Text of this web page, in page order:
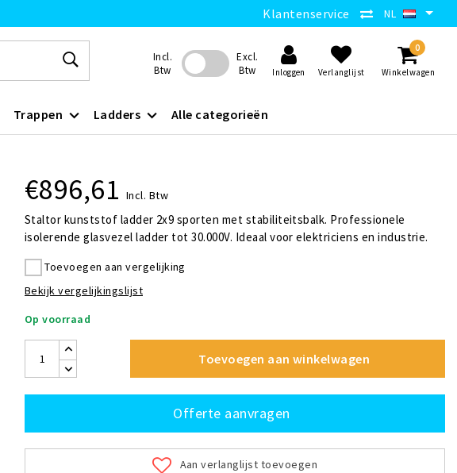
Klantenservice NL
Incl.
Btw
Excl.
Btw
Inloggen Verlanglijst
0
Winkelwagen
Trappen Ladders Alle categorieën
€896,61 Incl. Btw
Staltor kunststof ladder 2x9 sporten met stabiliteitsbalk. Professionele
isolerende glasvezel ladder tot 30.000V. Ideaal voor elektriciens en industrie.
Toevoegen aan vergelijking
Bekijk vergelijkingslijst
Op voorraad
Toevoegen aan winkelwagen
Offerte aanvragen
Aan verlanglijst toevoegen